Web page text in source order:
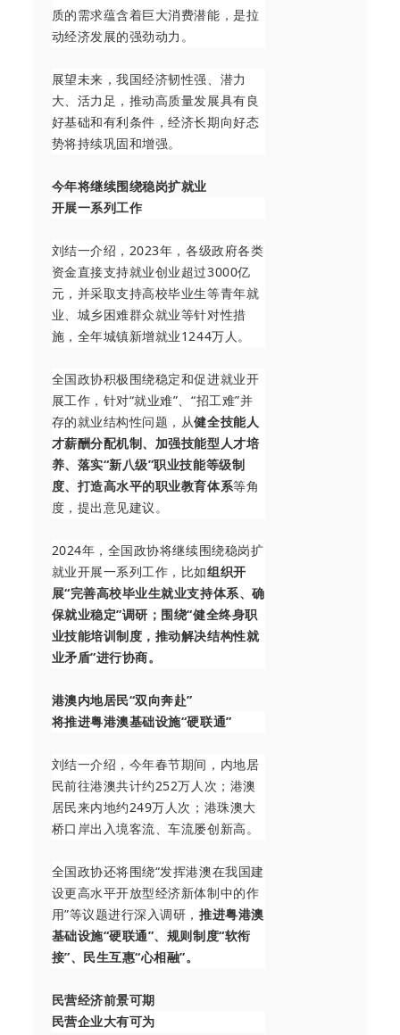
质的需求蕴含着巨大消费潜能，是拉
动经济发展的强劲动力。
展望未来，我国经济韧性强、潜力
大、活力足，推动高质量发展具有良
好基础和有利条件，经济长期向好态
势将持续巩固和增强。
今年将继续围绕稳岗扩就业
开展一系列工作
刘结一介绍，2023年，各级政府各类
资金直接支持就业创业超过3000亿
元，并采取支持高校毕业生等青年就
业、城乡困难群众就业等针对性措
施，全年城镇新增就业1244万人。
全国政协积极围绕稳定和促进就业开
展工作，针对“就业难”、“招工难”并
存的就业结构性问题，从健全技能人
才薪酬分配机制、加强技能型人才培
养、落实“新八级”职业技能等级制
度、打造高水平的职业教育体系等角
度，提出意见建议。
2024年，全国政协将继续围绕稳岗扩
就业开展一系列工作，比如组织开
展“完善高校毕业生就业支持体系、确
保就业稳定”调研；围绕“健全终身职
业技能培训制度，推动解决结构性就
业矛盾”进行协商。
港澳内地居民“双向奔赴”
将推进粤港澳基础设施“硬联通”
刘结一介绍，今年春节期间，内地居
民前往港澳共计约252万人次；港澳
居民来内地约249万人次；港珠澳大
桥口岸出入境客流、车流屡创新高。
全国政协还将围绕“发挥港澳在我国建
设更高水平开放型经济新体制中的作
用”等议题进行深入调研，推进粤港澳
基础设施“硬联通”、规则制度“软衔
接”、民生互惠“心相融”。
民营经济前景可期
民营企业大有可为